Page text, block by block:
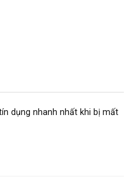
dụng nhanh nhất khi bị mất